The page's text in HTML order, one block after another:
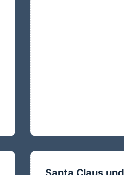
Santa Claus und